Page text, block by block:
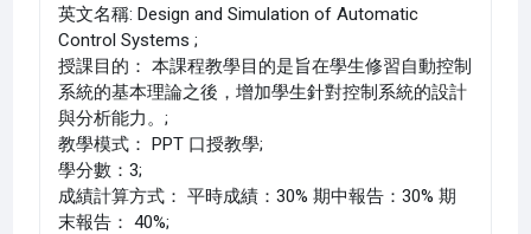
英文名稱: Design and Simulation of Automatic
Control Systems ;
授課目的： 本課程教學目的是旨在學生修習自動控制
系統的基本理論之後，增加學生針對控制系統的設計
與分析能力。;
教學模式： PPT 口授教學;
學分數：3;
成績計算方式： 平時成績：30% 期中報告：30% 期
末報告： 40%;